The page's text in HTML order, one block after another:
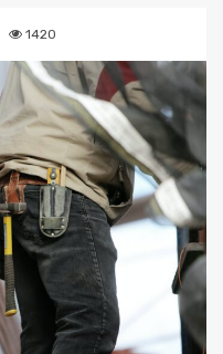
1420